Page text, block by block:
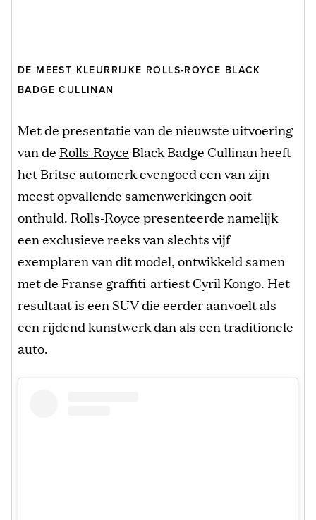
DE MEEST KLEURRIJKE ROLLS-ROYCE BLACK
BADGE CULLINAN
Met de presentatie van de nieuwste uitvoering
van de Rolls-Royce Black Badge Cullinan heeft
het Britse automerk evengoed een van zijn
meest opvallende samenwerkingen ooit
onthuld. Rolls-Royce presenteerde namelijk
een exclusieve reeks van slechts vijf
exemplaren van dit model, ontwikkeld samen
met de Franse graffiti-artiest Cyril Kongo. Het
resultaat is een SUV die eerder aanvoelt als
een rijdend kunstwerk dan als een traditionele
auto.